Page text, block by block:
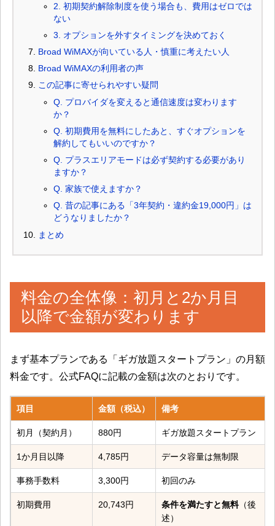
2. 初期契約解除制度を使う場合も、費用はゼロでは
ない
3. オプションを外すタイミングを決めておく
Broad WiMAXが向いている人・慎重に考えたい人
Broad WiMAXの利用者の声
この記事に寄せられやすい疑問
Q. プロバイダを変えると通信速度は変わります
か？
Q. 初期費用を無料にしたあと、すぐオプションを
解約してもいいのですか？
Q. プラスエリアモードは必ず契約する必要があり
ますか？
Q. 家族で使えますか？
Q. 昔の記事にある「3年契約・違約金19,000円」は
どうなりましたか？
まとめ
料金の全体像：初月と2か月目
以降で金額が変わります
まず基本プランである「ギガ放題スタートプラン」の月額
料金です。公式FAQに記載の金額は次のとおりです。
項目 金額（税込） 備考
初月（契約月） 880円 ギガ放題スタートプラン
1か月目以降 4,785円 データ容量は無制限
事務手数料 3,300円 初回のみ
初期費用 20,743円 条件を満たすと無料（後
述）